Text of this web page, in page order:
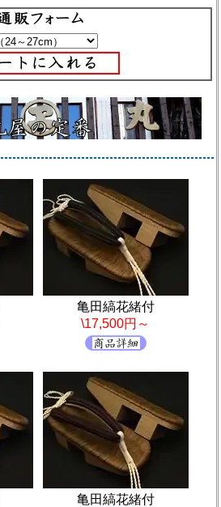
亀田縞花緒付
\17,500円～
亀田縞花緒付